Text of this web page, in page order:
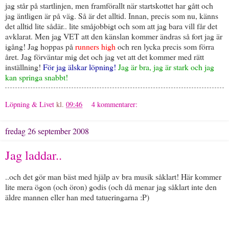
jag står på startlinjen, men framförallt när startskottet har gått och
jag äntligen är på väg. Så är det alltid. Innan, precis som nu, känns
det alltid lite sådär.. lite småjobbigt och som att jag bara vill får det
avklarat. Men jag VET att den känslan kommer ändras så fort jag är
igång! Jag hoppas pårunners highoch ren lycka precis som förra
året. Jag förväntar mig det och jag vet att det kommer med rätt
inställning! För jag älskar löpning! Jag är bra, jag är stark och jag
kan springa snabbt!
Löpning & Livet kl. 09:46 4 kommentarer:
fredag 26 september 2008
Jag laddar..
..och det gör man bäst med hjälp av bra musik såklart! Här kommer
lite mera ögon (och öron) godis (och då menar jag såklart inte den
äldre mannen eller han med tatueringarna :P)